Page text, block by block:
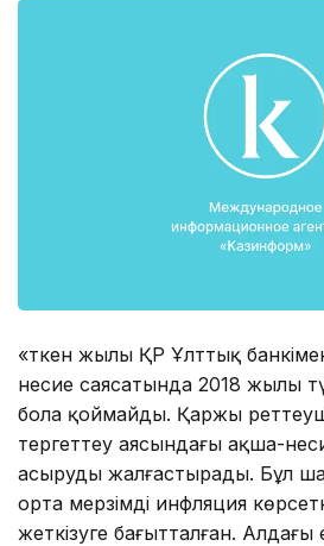
«Өткен жылы ҚР Ұлттық
несие саясатында 2018 жылы
бола қоймайды. Қаржы
тергеттеу аясындағы ақша-
асыруды жалғастырады. Бұл
орта мерзімді инфляция
жеткізуге бағытталған. Алдағы